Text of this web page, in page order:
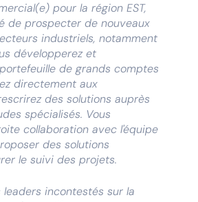
pour la région EST,
de prospecter de nouveaux
industriels, notamment
développerez et
de grands comptes
directement aux
des solutions auprès
spécialisés. Vous
collaboration avec l'équipe
des solutions
le suivi des projets.
leaders incontestés sur la